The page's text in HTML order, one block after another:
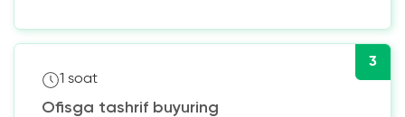
3
1 soat
Ofisga tashrif buyuring